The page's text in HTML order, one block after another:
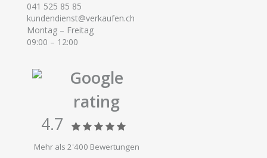
041 525 85 85
kundendienst@verkaufen.ch
Montag – Freitag
09:00 – 12:00
Google
rating
4.7
Mehr als 2'400 Bewertungen